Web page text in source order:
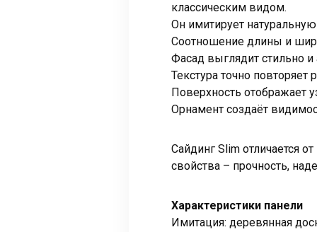
классическим видом.
Он имитирует
Соотношение длины и
Фасад выглядит стильно и
Текстура точно
Поверхность отображает
Орнамент создаёт
Сайдинг Slim отличается
свойства – прочность,
Характеристики панели
Имитация: деревянная